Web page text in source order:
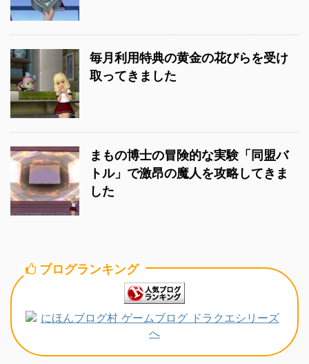
毎月利用特典の黄金の花びらを受け
取ってきました
まもの博士の冒険的な実験「同盟バ
トル」で激昂の魔人を攻略してきま
した
ブログランキング